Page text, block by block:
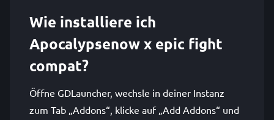
Wie installiere ich
Apocalypsenow x epic fight
compat?
Öffne GDLauncher, wechsle in deiner Instanz
zum Tab „Addons“, klicke auf „Add Addons“ und